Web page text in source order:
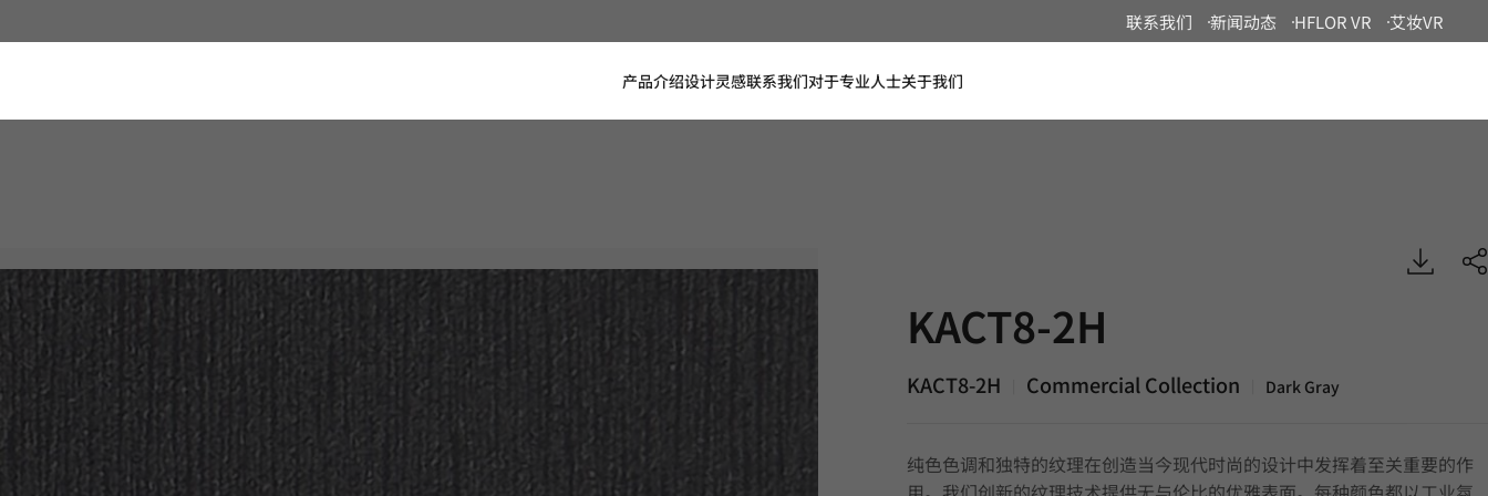
联系我们 新闻动态 HFLOR VR 艾妆VR
产品介绍设计灵感联系我们对于专业人士关于我们
KACT8-2H
KACT8-2H Commercial Collection Dark Gray
纯色色调和独特的纹理在创造当今现代时尚的设计中发挥着至关重要的作